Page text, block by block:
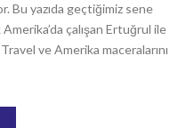
Bu yazıda geçtiğimiz sene
çalışan Ertuğrul ile
ve Amerika maceralarını